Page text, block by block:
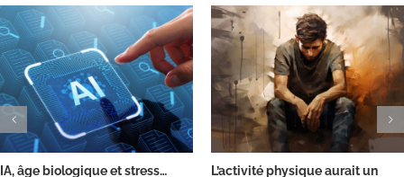
IA, âge biologique et stress…
L’activité physique aurait un